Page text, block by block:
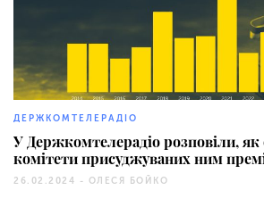
ДЕРЖКОМТЕЛЕРАДІО
У Держкомтелерадіо розповіли,
комітети присуджуваних ним
26.02.2024 - ОЛЕСЯ БОЙКО